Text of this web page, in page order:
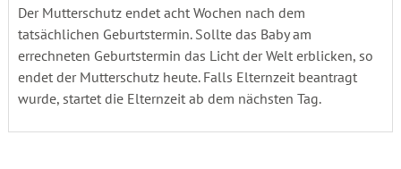
Der Mutterschutz endet acht Wochen nach dem
tatsächlichen Geburtstermin. Sollte das Baby am
errechneten Geburtstermin das Licht der Welt erblicken, so
endet der Mutterschutz heute. Falls Elternzeit beantragt
wurde, startet die Elternzeit ab dem nächsten Tag.